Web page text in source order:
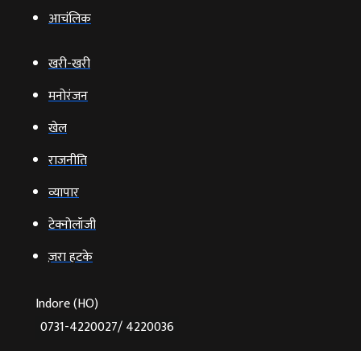
आचंलिक
खरी-खरी
मनोरंजन
खेल
राजनीति
व्‍यापार
टेक्‍नोलॉजी
ज़रा हटके
Indore (HO)
0731-4220027/ 4220036